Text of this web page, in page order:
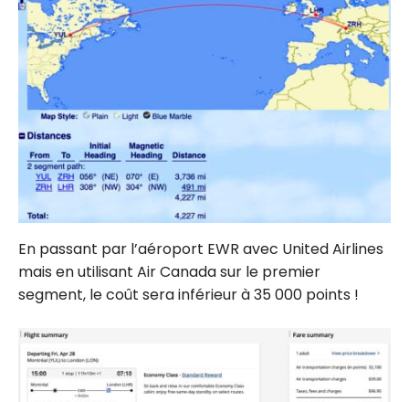
En passant par l’aéroport EWR avec United Airlines
mais en utilisant Air Canada sur le premier
segment, le coût sera inférieur à 35 000 points !